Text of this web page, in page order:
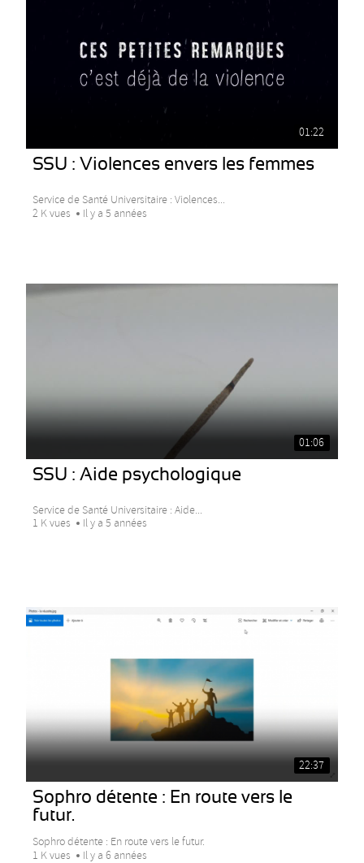
01:22
SSU : Violences envers les femmes
Service de Santé Universitaire : Violences...
2 K vues
Il y a 5 années
01:06
SSU : Aide psychologique
Service de Santé Universitaire : Aide...
1 K vues
Il y a 5 années
22:37
Sophro détente : En route vers le
futur.
Sophro détente : En route vers le futur.
1 K vues
Il y a 6 années